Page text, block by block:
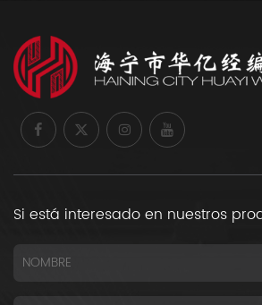
Si está interesado en nuestros